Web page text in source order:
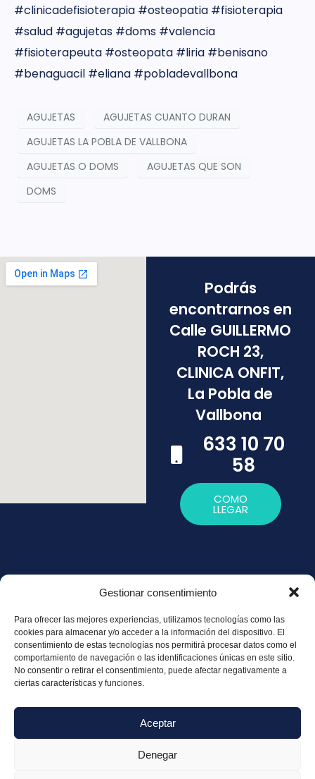
Gestionar consentimiento
Para ofrecer las mejores experiencias, utilizamos tecnologías como las
cookies para almacenar y/o acceder a la información del dispositivo. El
consentimiento de estas tecnologías nos permitirá procesar datos como el
comportamiento de navegación o las identificaciones únicas en este sitio.
No consentir o retirar el consentimiento, puede afectar negativamente a
ciertas características y funciones.
Aceptar
Denegar
#clinicadefisioterapia #osteopatia #fisioterapia
#salud #agujetas #doms #valencia
#fisioterapeuta #osteopata #liria #benisano
#benaguacil #eliana #pobladevallbona
AGUJETAS
AGUJETAS CUANTO DURAN
AGUJETAS LA POBLA DE VALLBONA
AGUJETAS O DOMS
AGUJETAS QUE SON
DOMS
Podrás
encontrarnos en
Calle GUILLERMO
ROCH 23,
CLINICA ONFIT,
La Pobla de
Vallbona
633 10 70
58
COMO
LLEGAR
Privacidad
Política de
Cookies